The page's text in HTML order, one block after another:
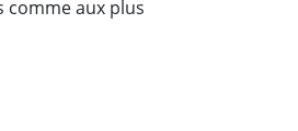
comme aux plus